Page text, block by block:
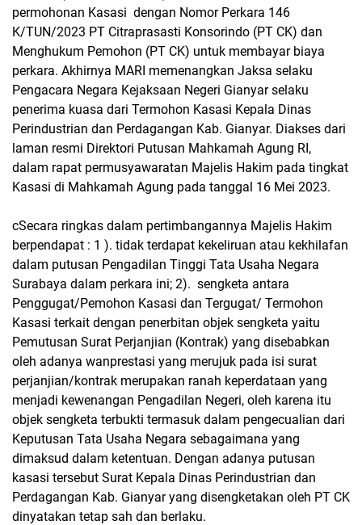
permohonan Kasasi dengan Nomor Perkara 146
K/TUN/2023 PT Citraprasasti Konsorindo (PT CK) dan
Menghukum Pemohon (PT CK) untuk membayar biaya
perkara. Akhirnya MARI memenangkan Jaksa selaku
Pengacara Negara Kejaksaan Negeri Gianyar selaku
penerima kuasa dari Termohon Kasasi Kepala Dinas
Perindustrian dan Perdagangan Kab. Gianyar. Diakses dari
laman resmi Direktori Putusan Mahkamah Agung RI,
dalam rapat permusyawaratan Majelis Hakim pada tingkat
Kasasi di Mahkamah Agung pada tanggal 16 Mei 2023.
cSecara ringkas dalam pertimbangannya Majelis Hakim
berpendapat : 1 ). tidak terdapat kekeliruan atau kekhilafan
dalam putusan Pengadilan Tinggi Tata Usaha Negara
Surabaya dalam perkara ini; 2). sengketa antara
Penggugat/Pemohon Kasasi dan Tergugat/ Termohon
Kasasi terkait dengan penerbitan objek sengketa yaitu
Pemutusan Surat Perjanjian (Kontrak) yang disebabkan
oleh adanya wanprestasi yang merujuk pada isi surat
perjanjian/kontrak merupakan ranah keperdataan yang
menjadi kewenangan Pengadilan Negeri, oleh karena itu
objek sengketa terbukti termasuk dalam pengecualian dari
Keputusan Tata Usaha Negara sebagaimana yang
dimaksud dalam ketentuan. Dengan adanya putusan
kasasi tersebut Surat Kepala Dinas Perindustrian dan
Perdagangan Kab. Gianyar yang disengketakan oleh PT CK
dinyatakan tetap sah dan berlaku.